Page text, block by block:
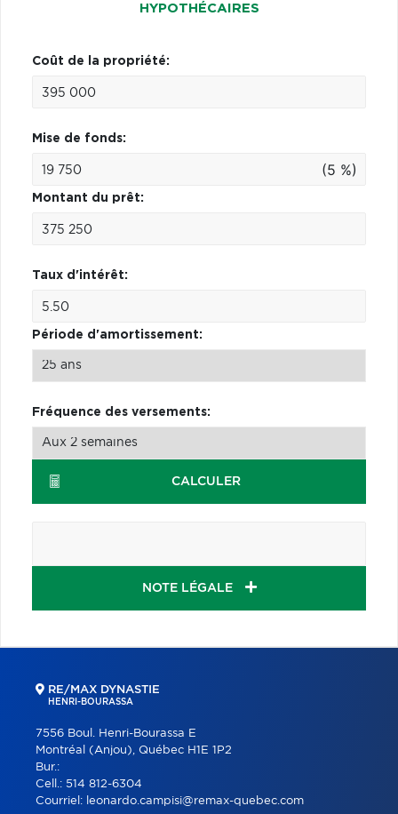
HYPOTHÉCAIRES
Coût de la propriété:
Mise de fonds:
(5 %)
Montant du prêt:
Taux d'intérêt:
Période d'amortissement:
Fréquence des versements:
CALCULER
NOTE LÉGALE
RE/MAX DYNASTIE
HENRI-BOURASSA
7556 Boul. Henri-Bourassa E
Montréal (Anjou), Québec H1E 1P2
Bur.:
Cell.: 514 812-6304
Courriel: leonardo.campisi@remax-quebec.com